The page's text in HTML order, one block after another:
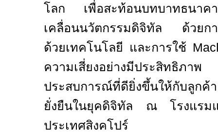
โลก เพื่อสะท้อนบทบาทธนาคา
เคลื่อนนวัตกรรมดิจิทัล ด้วยก
ด้วยเทคโนโลยี และการใช้
ความเสี่ยงอย่างมีประสิท
ประสบการณ์ที่ดียิ่งขึ้นให้กับลู
ยั่งยืนในยุคดิจิทัล ณ โรงแรม
ประเทศสิงคโปร์